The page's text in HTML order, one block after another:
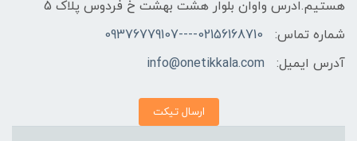
هستیم.ادرس واوان بلوار هشت بهشت خ فردوس پلاک 5
شماره تماس:
02156168710----09376779107
آدرس ایمیل:
info@onetikkala.com
ارسال تیکت